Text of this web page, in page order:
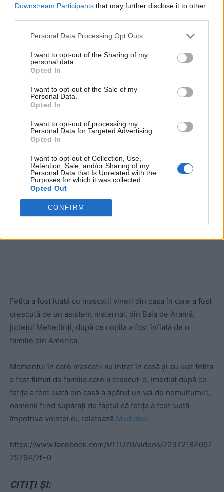
Downstream Participants that may further disclose it to other
Personal Data Processing Opt Outs
I want to opt-out of the Sharing of my
personal data.
Opted In
I want to opt-out of the Sale of my
Personal Data.
Opted In
I want to opt-out of processing my
Personal Data for Targeted Advertising.
Opted In
I want to opt-out of Collection, Use,
Retention, Sale, and/or Sharing of my
Personal Data that Is Unrelated with the
Purposes for which it was collected.
Opted Out
CONFIRM
Oamenii au purtat pancarte pe care scrie „Nu distrugeţi
fericirea unui copil” şi au scandat în faţa primăriei:
Proteste au avut loc şi vineri şi sâmbătă, în faţa casei din
care a fost luată fetiţa. Oamenii acuză autorităţile că nu se
implică şi mai mulţi participanţi au spus că adopţia nu a
fost făcută corect, fără să fi şi probat acuzaţiile cu ceva.
ad
Fetiţa a fost luată cu mascaţii vineri din casa în care a fost
crescută de un asistent maternal, din Baia de Aramă,
judeţul Mehedinţi, după ce copila a fost înfiată de o
familie din America.
Momentul în care mascaţii au intrat în casă şi au luat fetiţa
a fost filmat de familia care a crescut-o. Imediat după ce
fetiţa a fost luată din casă a apărut un val de nemulţumiri,
oamenii fiind supăraţi de faptul că fetiţa a fost luată
împotriva voinţei ei, relatează Mediafax.
https://www.facebook.com/MITU70/videos/22372184097
25794/?t=0
CITIŢI ŞI: